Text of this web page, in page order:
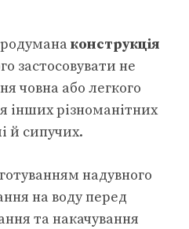
конструкція
застосовувати не
човна або легкого
інших різноманітних
й сипучих.
надувного
на воду перед
та накачування